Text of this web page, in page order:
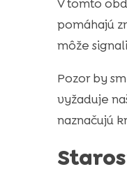
V tomto
pomáhajú
môže
Pozor by
vyžaduje
naznačujú